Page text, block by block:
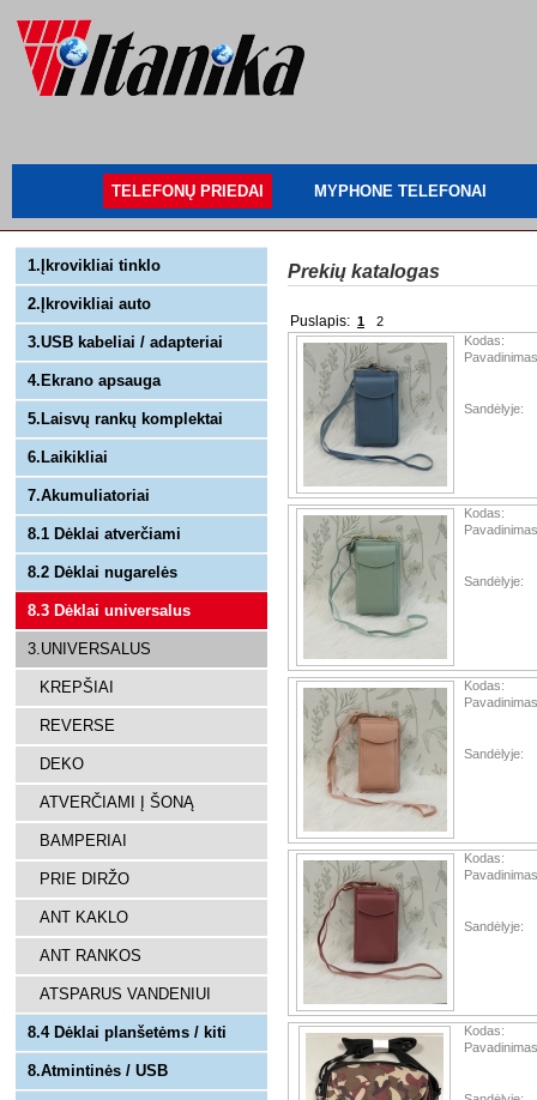
TELEFONŲ PRIEDAI MYPHONE TELEFONAI
1.Įkrovikliai tinklo
2.Įkrovikliai auto
3.USB kabeliai / adapteriai
4.Ekrano apsauga
5.Laisvų rankų komplektai
6.Laikikliai
7.Akumuliatoriai
8.1 Dėklai atverčiami
8.2 Dėklai nugarelės
8.3 Dėklai universalus
3.UNIVERSALUS
KREPŠIAI
REVERSE
DEKO
ATVERČIAMI Į ŠONĄ
BAMPERIAI
PRIE DIRŽO
ANT KAKLO
ANT RANKOS
ATSPARUS VANDENIUI
8.4 Dėklai planšetėms / kiti
8.Atmintinės / USB
Prekių katalogas
Puslapis: 1
2
Kodas:
Sandėlyje:
Kodas:
Sandėlyje:
Kodas:
Sandėlyje:
Kodas:
Sandėlyje:
Kodas: